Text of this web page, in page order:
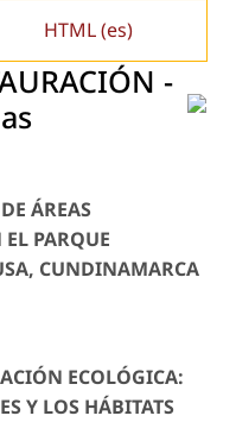
HTML (es)
-
ÁREAS
PARQUE
CUNDINAMARCA
ECOLÓGICA:
Y LOS HÁBITATS